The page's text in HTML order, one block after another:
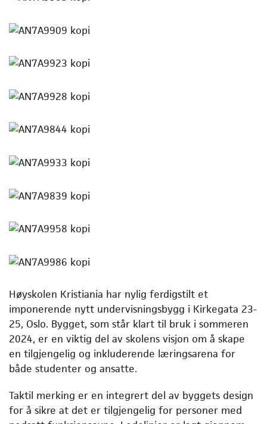
Høyskolen Kristiania har nylig ferdigstilt et
imponerende nytt undervisningsbygg i Kirkegata 23-
25, Oslo. Bygget, som står klart til bruk i sommeren
2024, er en viktig del av skolens visjon om å skape
en tilgjengelig og inkluderende læringsarena for
både studenter og ansatte.
Taktil merking er en integrert del av byggets design
for å sikre at det er tilgjengelig for personer med